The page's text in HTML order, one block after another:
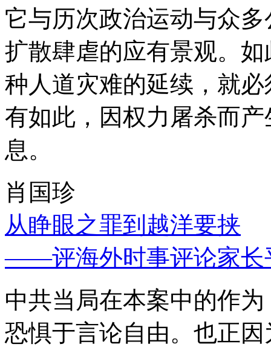
它与历次政治运动与众
扩散肆虐的应有景观。
种人道灾难的延续，就
有如此，因权力屠杀而
息。
肖国珍
从睁眼之罪到越洋要挟
——评海外时事评论家长
中共当局在本案中的作
恐惧于言论自由。也正